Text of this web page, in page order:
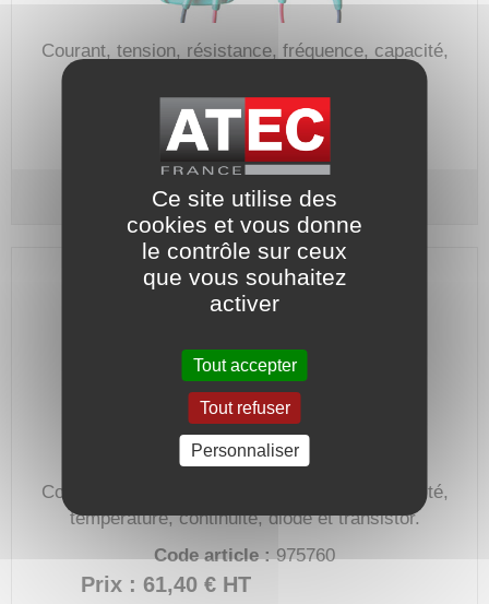
Courant, tension, résistance, fréquence, capacité,
Code article :975661
Prix : 58,10 €HT
Multimètre numérique MN 1232Auto-calibrage
Courant, tension, résistance, fréquence, capacité,
température, continuité, diode et transistor.
Code article :975760
Prix : 61,40 € HT
Ce site utilise des
cookies et vous donne
le contrôle sur ceux
que vous souhaitez
activer
Tout accepter
Tout refuser
Personnaliser